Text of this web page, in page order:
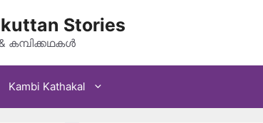
Stories
& കമ്പിക്കഥകൾ
Kambi Kathakal